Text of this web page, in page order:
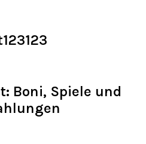
Boni, Spiele und